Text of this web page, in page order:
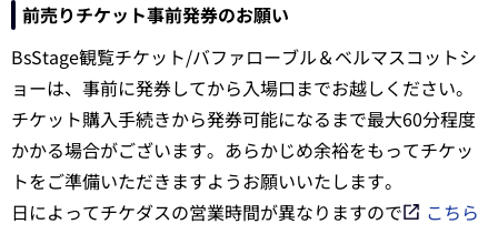
前売りチケット事前発券のお願い
BsStage観覧チケット/バファローブル＆ベルマスコットシ
ョーは、事前に発券してから入場口までお越しください。
チケット購入手続きから発券可能になるまで最大60分程度
かかる場合がございます。あらかじめ余裕をもってチケッ
トをご準備いただきますようお願いいたします。
日によってチケダスの営業時間が異なりますので
こちら